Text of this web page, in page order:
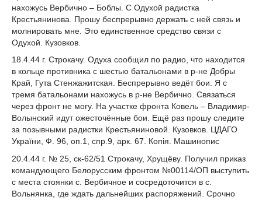
нахожусь Вербично – Боблы. С Одухой радистка
Крестьянинова. Прошу беспрерывно держать с ней связь и
молнировать мне. Это единственное средство связи с
Одухой. Кузовков.
18.4.44 г. Строкачу. Одуха сообщил по радио, что находится
в кольце противника с шестью батальонами в р-не Добры
Край, Гута Стенжажитская. Беспрерывно ведёт бои. Я с
тремя батальонами нахожусь в р-не Вербично. Связаться
через фронт не могу. На участке фронта Ковель – Владимир-
Волынский идут ожесточённые бои. Ещё раз прошу следите
за позывными радистки Крестьяниновой. Кузовков. ЦДАГО
України, Ф. 96, оп.1, спр.9, арк. 67. Копія. Машинопис
20.4.44 г. № 25, ск-62/51 Строкачу, Хрущёву. Получил приказ
командующего Белорусским фронтом №00114/ОП выступить
с места стоянки с. Вербичное и сосредоточится в с.
Вольнянка, где ждать дальнейших распоряжений. Срочно